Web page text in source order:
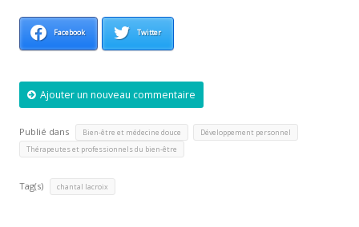
Facebook Twitter
Ajouter un nouveau commentaire
Publié dans Bien-être et médecine douce Développement personnel
Thérapeutes et professionnels du bien-être
Tag(s) chantal lacroix